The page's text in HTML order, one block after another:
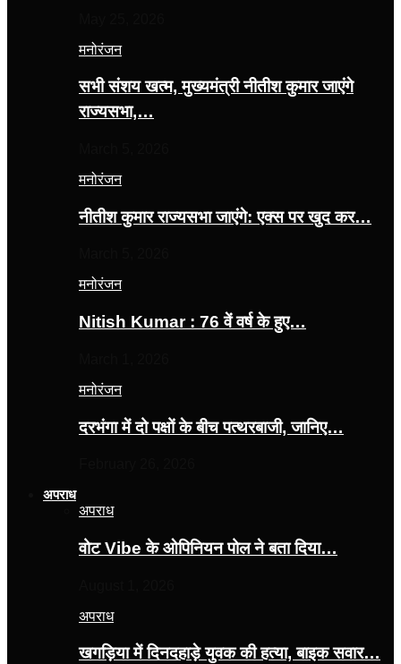
मनोरंजन
सभी संशय खत्म, मुख्यमंत्री नीतीश कुमार जाएंगे
राज्यसभा,…
मनोरंजन
नीतीश कुमार राज्यसभा जाएंगे: एक्स पर खुद कर…
मनोरंजन
Nitish Kumar : 76 वें वर्ष के हुए…
मनोरंजन
दरभंगा में दो पक्षों के बीच पत्थरबाजी, जानिए…
अपराध
अपराध
वोट Vibe के ओपिनियन पोल ने बता दिया…
अपराध
खगड़िया में दिनदहाड़े युवक की हत्या, बाइक सवार…